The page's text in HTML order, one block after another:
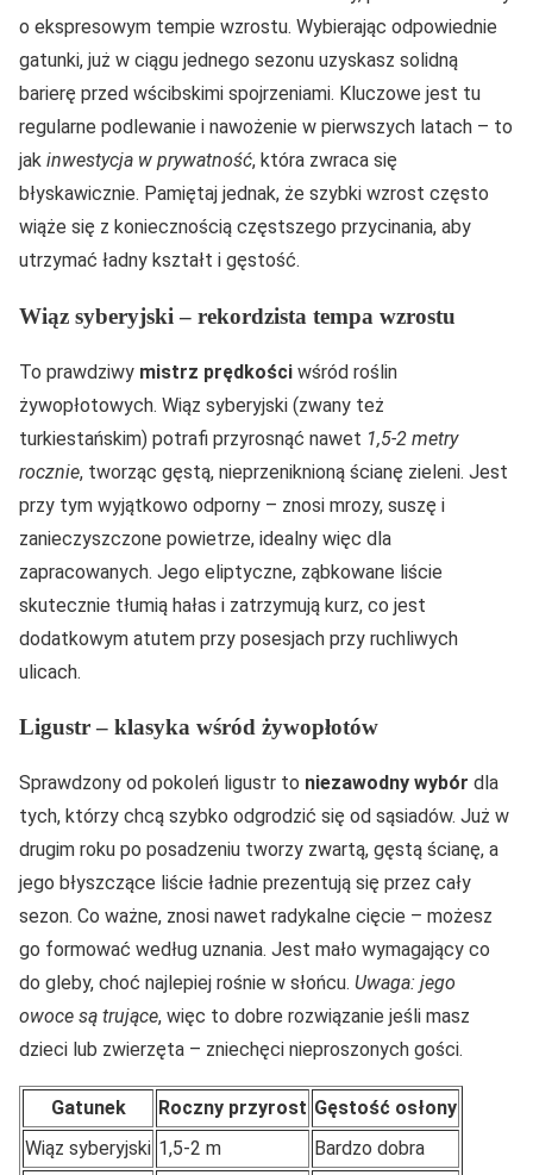
o ekspresowym tempie wzrostu. Wybierając odpowiednie
gatunki, już w ciągu jednego sezonu uzyskasz solidną
barierę przed wścibskimi spojrzeniami. Kluczowe jest tu
regularne podlewanie i nawożenie w pierwszych latach – to
jak inwestycja w prywatność, która zwraca się
błyskawicznie. Pamiętaj jednak, że szybki wzrost często
wiąże się z koniecznością częstszego przycinania, aby
utrzymać ładny kształt i gęstość.
Wiąz syberyjski – rekordzista tempa wzrostu
To prawdziwy mistrz prędkości wśród roślin
żywopłotowych. Wiąz syberyjski (zwany też
turkiestańskim) potrafi przyrosnąć nawet 1,5-2 metry
rocznie, tworząc gęstą, nieprzeniknioną ścianę zieleni. Jest
przy tym wyjątkowo odporny – znosi mrozy, suszę i
zanieczyszczone powietrze, idealny więc dla
zapracowanych. Jego eliptyczne, ząbkowane liście
skutecznie tłumią hałas i zatrzymują kurz, co jest
dodatkowym atutem przy posesjach przy ruchliwych
ulicach.
Ligustr – klasyka wśród żywopłotów
Sprawdzony od pokoleń ligustr to niezawodny wybór dla
tych, którzy chcą szybko odgrodzić się od sąsiadów. Już w
drugim roku po posadzeniu tworzy zwartą, gęstą ścianę, a
jego błyszczące liście ładnie prezentują się przez cały
sezon. Co ważne, znosi nawet radykalne cięcie – możesz
go formować według uznania. Jest mało wymagający co
do gleby, choć najlepiej rośnie w słońcu. Uwaga: jego
owoce są trujące, więc to dobre rozwiązanie jeśli masz
dzieci lub zwierzęta – zniechęci nieproszonych gości.
Gatunek Roczny przyrost Gęstość osłony
Wiąz syberyjski 1,5-2 m
Bardzo dobra